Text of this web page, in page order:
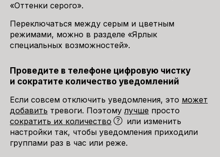
«Оттенки серого».
Переключаться между серым и цветным
режимами, можно в разделе «Ярлык
специальных возможностей».
Проведите в телефоне цифровую чистку
и сократите количество уведомлений
Если совсем отключить уведомления, это может
добавить тревоги. Поэтомулучше просто
сократить их количество
или изменить
настройки так, чтобы уведомления приходили
группами раз в час или реже.